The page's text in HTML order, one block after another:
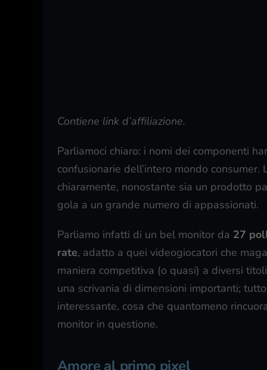
Contiene link d’affiliazione.
Parliamoci chiaro: i nomi dei componenti
confusionarie dell’intero mondo consumer.
chiaramente, nonostante sia un prodotto
gola a un grande numero di appassionati.
Parliamo infatti di un bel monitor da 27
rate, adatto a quei videogiocatori che
maniera competitiva (o quasi) a diversi
una scrivania di dimensioni importanti;
interessante, cosa che quantomeno
monitor in questione.
Amore al primo pixel